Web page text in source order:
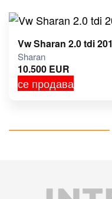
Vw Sharan 2.0 tdi
Sharan
10.500 EUR
се продава